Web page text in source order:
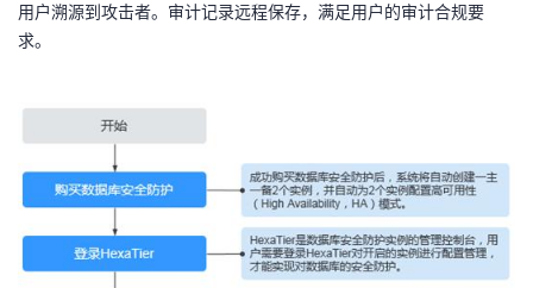
子
直
播
的
活
我
的
我
用户溯源到攻击者。审计记录远程保存，满足用户的审计合规要
求。